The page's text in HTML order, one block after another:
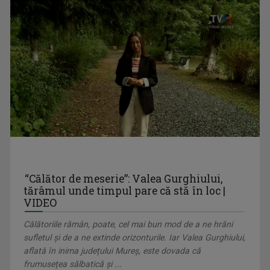
DIMINEȚI PERFECTE
Emisiune matinală, de luni până vineri, de la ...
Este licenţiată în jurnalism, lucrează în ...
La TVR Timișoara, restitui istoria trăită și ...
“Călător de meserie”: Valea Gurghiului,
tărâmul unde timpul pare că stă în loc |
VIDEO
Călătoriile rămân, poate, cel mai bun mod de a ne hrăni
sufletul și de a ne extinde orizonturile. Iar Valea Gurghiului,
aflată în inima județului Mureș, este dovada că
frumusețea sălbatică și ...